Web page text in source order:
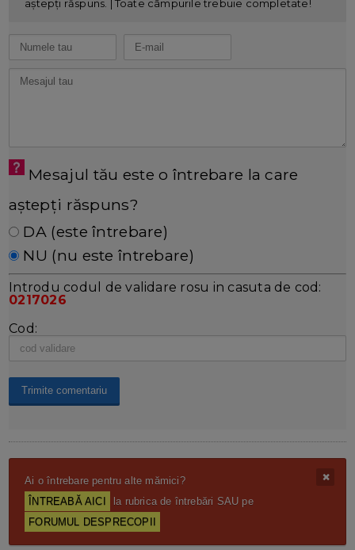
aștepți răspuns. | Toate câmpurile trebuie completate!
Mesajul tău este o întrebare la care
aștepți răspuns?
DA (este întrebare)
NU (nu este întrebare)
Introdu codul de validare rosu in casuta de cod:
0217026
Cod:
Ai o întrebare pentru alte mămici?
ÎNTREABĂ AICI
la rubrica de întrebări SAU pe
FORUMUL DESPRECOPII